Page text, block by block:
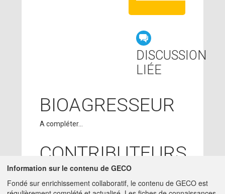
DISCUSSION
LIÉE
BIOAGRESSEUR
A compléter...
CONTRIBUTEURS
SUZANNE
BLOCAILLE- ACTA
Information sur le contenu de GECO
Fondé sur enrichissement collaboratif, le contenu de GECO est